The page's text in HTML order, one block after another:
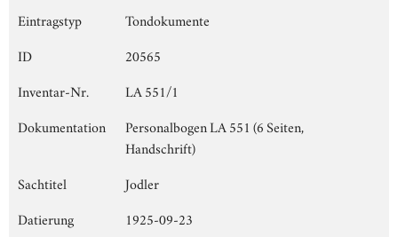
Eintragstyp
Tondokumente
ID
20565
Inventar-Nr.
LA 551/1
Dokumentation
Personalbogen LA 551 (6 Seiten,
Handschrift)
Sachtitel
Jodler
Datierung
1925-09-23